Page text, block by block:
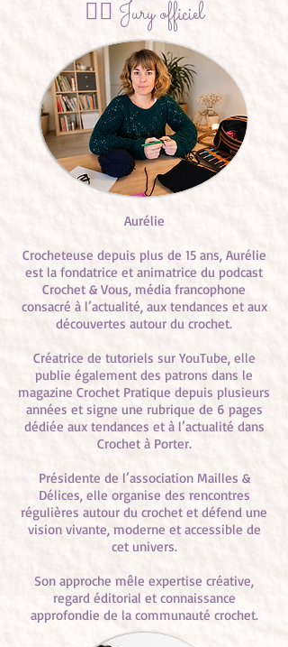
👩‍⚖️ Jury officiel
Aurélie
Crocheteuse depuis plus de 15 ans, Aurélie
est la fondatrice et animatrice du podcast
Crochet & Vous, média francophone
consacré à l’actualité, aux tendances et aux
découvertes autour du crochet.
Créatrice de tutoriels sur YouTube, elle
publie également des patrons dans le
magazine Crochet Pratique depuis plusieurs
années et signe une rubrique de 6 pages
dédiée aux tendances et à l’actualité dans
Crochet à Porter.
Présidente de l’association Mailles &
Délices, elle organise des rencontres
régulières autour du crochet et défend une
vision vivante, moderne et accessible de
cet univers.
Son approche mêle expertise créative,
regard éditorial et connaissance
approfondie de la communauté crochet.